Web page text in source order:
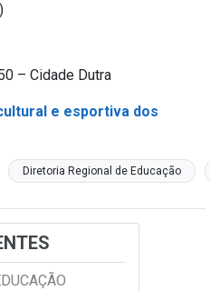
– Cidade Dutra
e esportiva dos
Diretoria Regional de Educação